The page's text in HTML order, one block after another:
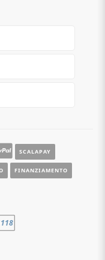
SCALAPAY
FINANZIAMENTO